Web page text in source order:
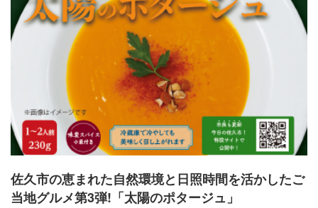
佐久市の恵まれた自然環境と日照時間を活かしたご
当地グルメ第3弾!「太陽のポタージュ」